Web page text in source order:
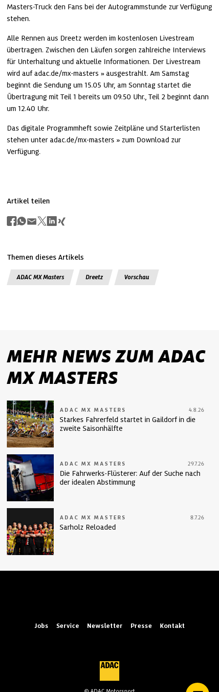
Masters-Truck den Fans bei der Autogrammstunde zur Verfügung
stehen.
Alle Rennen aus Dreetz werden im kostenlosen Livestream
übertragen. Zwischen den Läufen sorgen zahlreiche Interviews
für Unterhaltung und aktuelle Informationen. Der Livestream
wird auf adac.de/mx-masters
ausgestrahlt. Am Samstag
beginnt die Sendung um 15.05 Uhr, am Sonntag startet die
Übertragung mit Teil 1 bereits um 09.50 Uhr., Teil 2 beginnt dann
um 12.40 Uhr.
Das digitale Programmheft sowie Zeitpläne und Starterlisten
stehen unter adac.de/mx-masters
zum Download zur
Verfügung.
Artikel teilen
Themen dieses Artikels
ADAC MX Masters Dreetz Vorschau
MEHR NEWS ZUM ADAC
MX MASTERS
ADAC MX MASTERS 4.8.26
Starkes Fahrerfeld startet in Gaildorf in die
zweite Saisonhälfte
ADAC MX MASTERS 29.7.26
Die Fahrwerks-Flüsterer: Auf der Suche nach
der idealen Abstimmung
ADAC MX MASTERS 8.7.26
Sarholz Reloaded
Jobs Service Newsletter Presse Kontakt